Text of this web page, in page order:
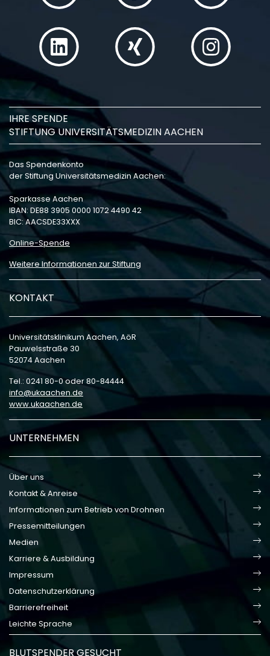
IHRE SPENDE
STIFTUNG UNIVERSITÄTSMEDIZIN AACHEN
Das Spendenkonto
der Stiftung Universitätsmedizin Aachen:
Sparkasse Aachen
IBAN: DE88 3905 0000 1072 4490 42
BIC: AACSDE33XXX
Online-Spende
Weitere Informationen zur Stiftung
KONTAKT
Universitätsklinikum Aachen, AöR
Pauwelsstraße 30
52074 Aachen
Tel.: 0241 80-0 oder 80-84444
info
ukaachen de
www.ukaachen.de
UNTERNEHMEN
Über uns
Kontakt & Anreise
Informationen zum Betrieb von Drohnen
Pressemitteilungen
Medien
Karriere & Ausbildung
Impressum
Datenschutzerklärung
Barrierefreiheit
Leichte Sprache
BLUTSPENDER GESUCHT